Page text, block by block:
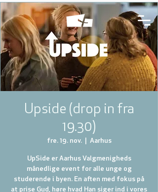
Upside (drop in fra
19.30)
fre. 19. nov.
  |
Aarhus
UpSide er Aarhus Valgmenigheds
månedlige event for alle unge og
studerende i byen. En aften med fokus på
at prise Gud, høre hvad Han siger ind i vores